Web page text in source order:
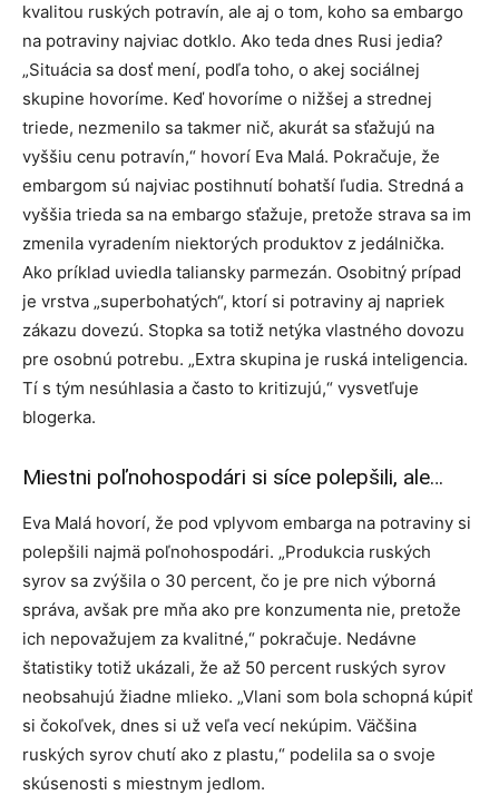
kvalitou ruských potravín, ale aj o tom, koho sa embargo
na potraviny najviac dotklo. Ako teda dnes Rusi jedia?
„Situácia sa dosť mení, podľa toho, o akej sociálnej
skupine hovoríme. Keď hovoríme o nižšej a strednej
triede, nezmenilo sa takmer nič, akurát sa sťažujú na
vyššiu cenu potravín,“ hovorí Eva Malá. Pokračuje, že
embargom sú najviac postihnutí bohatší ľudia. Stredná a
vyššia trieda sa na embargo sťažuje, pretože strava sa im
zmenila vyradením niektorých produktov z jedálnička.
Ako príklad uviedla taliansky parmezán. Osobitný prípad
je vrstva „superbohatých“, ktorí si potraviny aj napriek
zákazu dovezú. Stopka sa totiž netýka vlastného dovozu
pre osobnú potrebu. „Extra skupina je ruská inteligencia.
Tí s tým nesúhlasia a často to kritizujú,“ vysvetľuje
blogerka.
Miestni poľnohospodári si síce polepšili, ale…
Eva Malá hovorí, že pod vplyvom embarga na potraviny si
polepšili najmä poľnohospodári. „Produkcia ruských
syrov sa zvýšila o 30 percent, čo je pre nich výborná
správa, avšak pre mňa ako pre konzumenta nie, pretože
ich nepovažujem za kvalitné,“ pokračuje. Nedávne
štatistiky totiž ukázali, že až 50 percent ruských syrov
neobsahujú žiadne mlieko. „Vlani som bola schopná kúpiť
si čokoľvek, dnes si už veľa vecí nekúpim. Väčšina
ruských syrov chutí ako z plastu,“ podelila sa o svoje
skúsenosti s miestnym jedlom.